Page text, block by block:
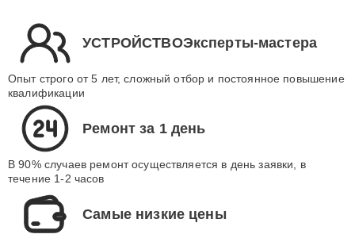
УСТРОЙСТВОЭксперты-мастера
Опыт строго от 5 лет, сложный отбор и постоянное повышение
квалификации
Ремонт за 1 день
В 90% случаев ремонт осуществляется в день заявки, в
течение 1-2 часов
Самые низкие цены